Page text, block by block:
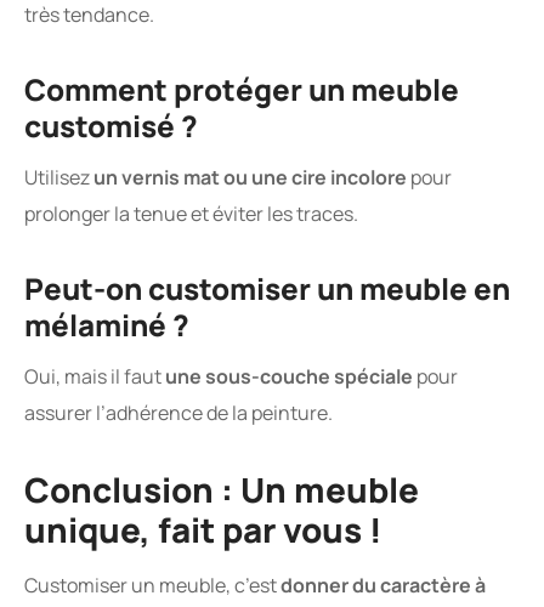
très tendance.
Comment protéger un meuble
customisé ?
Utilisezun vernis mat ou une cire incolore pour
prolonger la tenue et éviter les traces.
Peut-on customiser un meuble en
mélaminé ?
Oui, mais il fautune sous-couche spéciale pour
assurer l’adhérence de la peinture.
Conclusion : Un meuble
unique, fait par vous !
Customiser un meuble, c’estdonner du caractère à